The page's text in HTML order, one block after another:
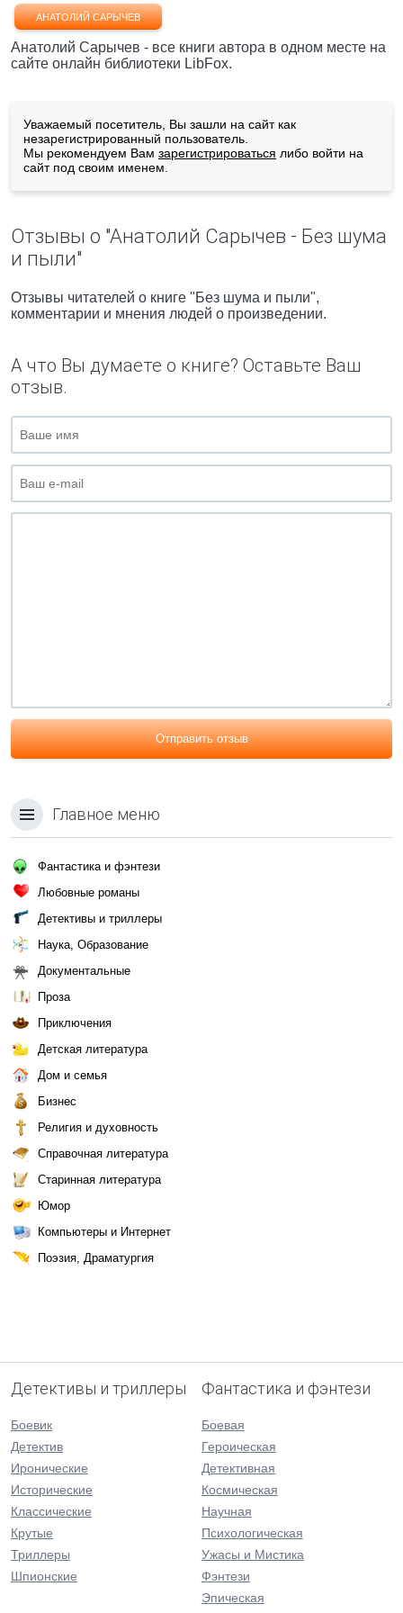
АНАТОЛИЙ САРЫЧЕВ
Анатолий Сарычев - все книги автора в одном месте на
сайте онлайн библиотеки LibFox.
Уважаемый посетитель, Вы зашли на сайт как
незарегистрированный пользователь.
Мы рекомендуем Вам зарегистрироваться либо войти на
сайт под своим именем.
Отзывы о "Анатолий Сарычев - Без шума
и пыли"
Отзывы читателей о книге "Без шума и пыли",
комментарии и мнения людей о произведении.
А что Вы думаете о книге? Оставьте Ваш
отзыв.
Отправить отзыв
Главное меню
Фантастика и фэнтези
Любовные романы
Детективы и триллеры
Наука, Образование
Документальные
Проза
Приключения
Детская литература
Дом и семья
Бизнес
Религия и духовность
Справочная литература
Старинная литература
Юмор
Компьютеры и Интернет
Поэзия, Драматургия
Детективы и триллеры
Боевик
Детектив
Иронические
Исторические
Классические
Крутые
Триллеры
Шпионские
Фантастика и фэнтези
Боевая
Героическая
Детективная
Космическая
Научная
Психологическая
Ужасы и Мистика
Фэнтези
Эпическая